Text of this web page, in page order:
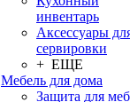
инвентарь
Аксессуары
сервировки
+ ЕЩЕ
Мебель для дома
Защита для